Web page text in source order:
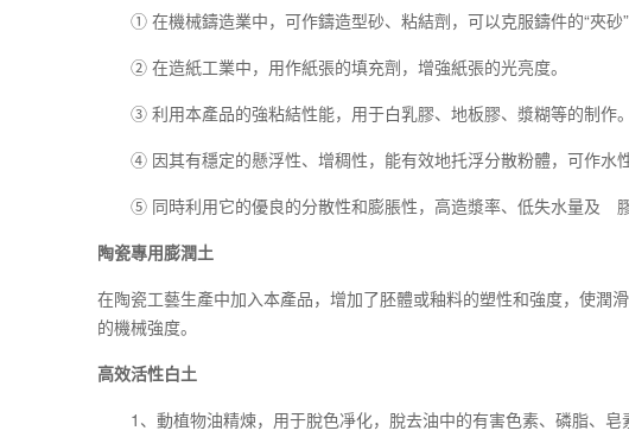
① 在機械鑄造業中，可作鑄造型砂、粘結劑，可以克服鑄件的“夾砂
② 在造紙工業中，用作紙張的填充劑，增強紙張的光亮度。
③ 利用本產品的強粘結性能，用于白乳膠、地板膠、漿糊等的制作。
④ 因其有穩定的懸浮性、增稠性，能有效地托浮分散粉體，可作水性
⑤ 同時利用它的優良的分散性和膨脹性，高造漿率、低失水量及
陶瓷專用膨潤土
在陶瓷工藝生產中加入本產品，增加了胚體或釉料的塑性和強度，使潤
的機械強度。
高效活性白土
1、動植物油精煉，用于脫色凈化，脫去油中的有害色素、磷脂、皂